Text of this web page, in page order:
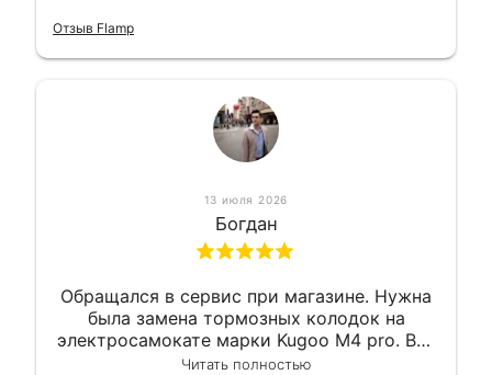
Отзыв Flamp
13 июля 2026
Богдан
Обращался в сервис при магазине. Нужна
была замена тормозных колодок на
электросамокате марки Kugoo M4 pro. Всё
сделали в лучшем виде и в максимально
Читать полностью